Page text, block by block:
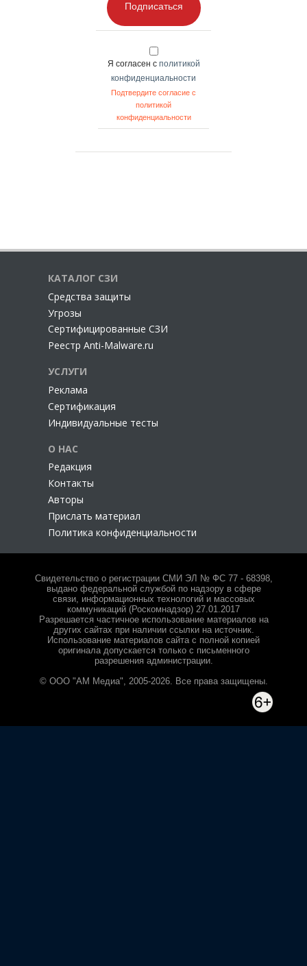
Подписаться
Я согласен с политикой
конфиденциальности
Подтвердите согласие с
политикой
конфиденциальности
КАТАЛОГ СЗИ
Cредства защиты
Угрозы
Сертифицированные СЗИ
Реестр Anti-Malware.ru
УСЛУГИ
Реклама
Сертификация
Индивидуальные тесты
О НАС
Редакция
Контакты
Авторы
Прислать материал
Политика конфиденциальности
Свидетельство о регистрации СМИ ЭЛ № ФС 77 - 68398,
выдано федеральной службой по надзору в сфере
связи, информационных технологий и массовых
коммуникаций (Роскомнадзор) 27.01.2017
Разрешается частичное использование материалов на
других сайтах при наличии ссылки на источник.
Использование материалов сайта с полной копией
оригинала допускается только с письменного
разрешения администрации.
© ООО "АМ Медиа", 2005-2026. Все права защищены.